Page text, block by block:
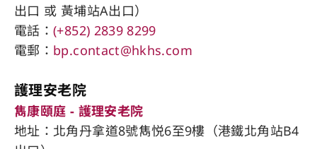
出口 或 黃埔站A出口）
電話：(+852) 2839 8299
電郵： bp.contact@hkhs.com
護理安老院
雋康頤庭 - 護理安老院
地址：北角丹拿道8號雋悦6至9樓（港鐵北角站​B4